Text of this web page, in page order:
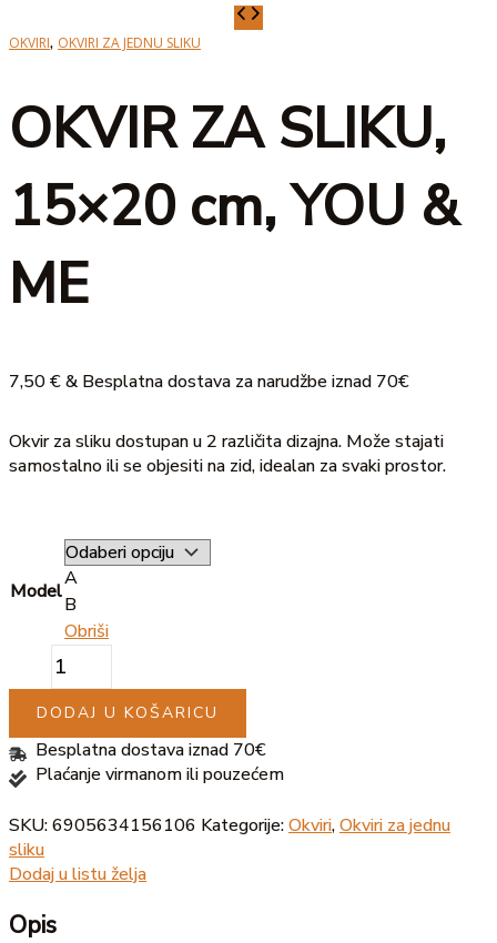
OKVIRI, OKVIRI ZA JEDNU SLIKU
OKVIR ZA SLIKU,
15×20 cm, YOU &
ME
7,50€& Besplatna dostava za narudžbe iznad 70€
Okvir za sliku dostupan u 2 različita dizajna. Može stajati
samostalno ili se objesiti na zid, idealan za svaki prostor.
Model
A
B
Obriši
ZA
cm,
YOU
ME
količina
DODAJ U KOŠARICU
Besplatna dostava iznad 70€
Plaćanje virmanom ili pouzećem
SKU:6905634156106 Kategorije:Okviri,Okviri za jednu
sliku
Dodaj u listu želja
Opis